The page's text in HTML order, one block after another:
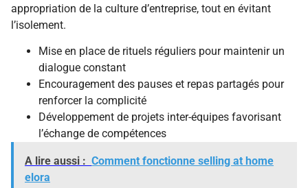
appropriation de la culture d’entreprise, tout en évitant
l’isolement.
Mise en place de rituels réguliers pour maintenir un
dialogue constant
Encouragement des pauses et repas partagés pour
renforcer la complicité
Développement de projets inter-équipes favorisant
l’échange de compétences
A lire aussi : Comment fonctionne selling at home
elora